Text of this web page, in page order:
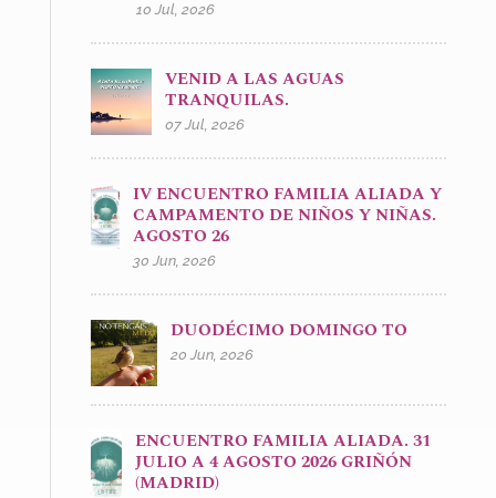
10 Jul, 2026
VENID A LAS AGUAS
TRANQUILAS.
07 Jul, 2026
IV ENCUENTRO FAMILIA ALIADA Y
CAMPAMENTO DE NIÑOS Y NIÑAS.
AGOSTO 26
30 Jun, 2026
DUODÉCIMO DOMINGO TO
20 Jun, 2026
ENCUENTRO FAMILIA ALIADA. 31
JULIO A 4 AGOSTO 2026 GRIÑÓN
(MADRID)